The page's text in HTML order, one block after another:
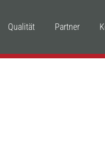
Qualität Partner